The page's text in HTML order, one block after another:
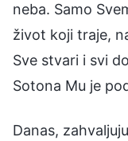
neba. Samo
život koji traje,
Sve stvari i svi
Sotona Mu je
Danas,